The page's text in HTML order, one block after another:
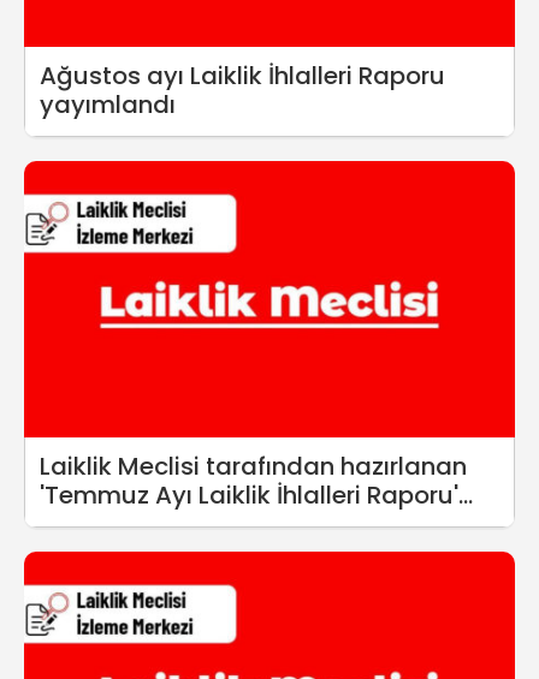
Ağustos ayı Laiklik İhlalleri Raporu
yayımlandı
Laiklik Meclisi tarafından hazırlanan
'Temmuz Ayı Laiklik İhlalleri Raporu'
yayımlandı